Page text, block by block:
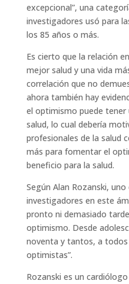
excepcional”, una
investigadores usó para
los 85 años o más.
Es cierto que la relación
mejor salud y una vida
correlación que no
ahora también hay
el optimismo puede
salud, lo cual debería
profesionales de la salud
más para fomentar el
beneficio para la salud.
Según Alan Rozanski,
investigadores en este
pronto ni demasiado
optimismo. Desde
noventa y tantos, a
optimistas”.
Rozanski es un